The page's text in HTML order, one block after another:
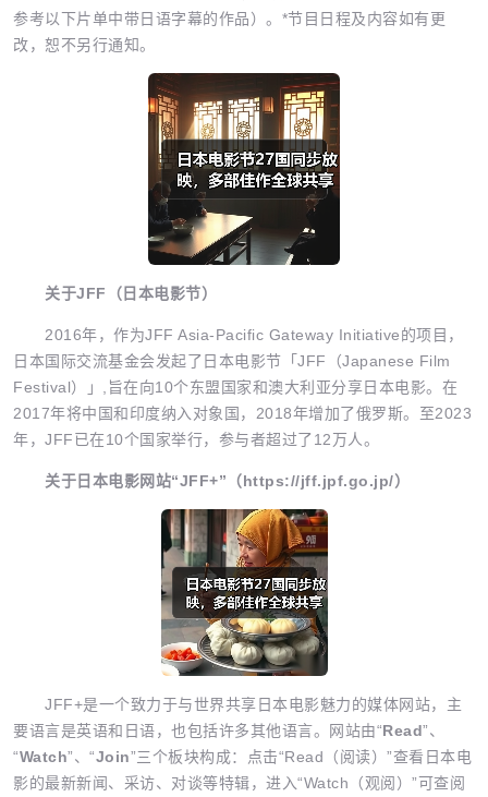
参考以下片单中带日语字幕的作品）。*节目日程及内容如有更
改，恕不另行通知。
关于JFF（日本电影节）
2016年，作为JFF Asia-Pacific Gateway Initiative的项目，
日本国际交流基金会发起了日本电影节「JFF（Japanese Film
Festival）」,旨在向10个东盟国家和澳大利亚分享日本电影。在
2017年将中国和印度纳入对象国，2018年增加了俄罗斯。至2023
年，JFF已在10个国家举行，参与者超过了12万人。
关于日本电影网站“JFF+”（https://jff.jpf.go.jp/）
JFF+是一个致力于与世界共享日本电影魅力的媒体网站，主
要语言是英语和日语，也包括许多其他语言。网站由“Read”、
“Watch”、“Join”三个板块构成：点击“Read（阅读）”查看日本电
影的最新新闻、采访、对谈等特辑，进入“Watch（观阅）”可查阅